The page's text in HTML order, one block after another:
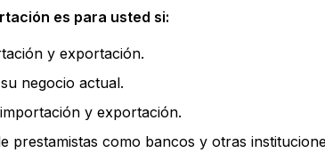
es para usted si:
y exportación.
negocio actual.
y exportación.
prestamistas como bancos y otras